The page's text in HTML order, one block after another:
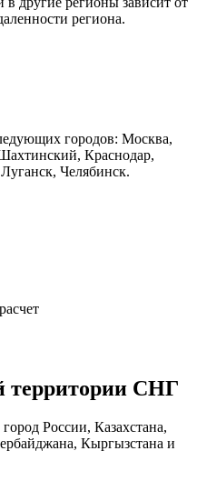
региона.
городов: Москва,
Краснодар,
Челябинск.
территории СНГ
России, Казахстана,
Кыргызстана и